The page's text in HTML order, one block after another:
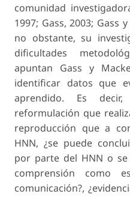
comunidad
1997; Gass, 2003; Gass
no obstante, su
dificultades
apuntan Gass y
identificar datos que
aprendido. Es
reformulación que
reproducción que a
HNN, ¿se puede
por parte del HNN o
comprensión como
comunicación?,